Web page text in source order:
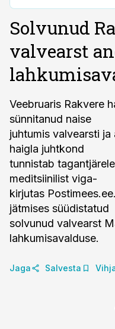
Solvunud
valvearst
Veebruaris Rakvere
sünnitanud naise
juhtumis valvearsti
haigla juhtkond
tunnistab
meditsiinilist viga-
kirjutas
jätmises süüdistatud
solvunud valvearst
lahkumisavalduse.
Jaga Salvesta